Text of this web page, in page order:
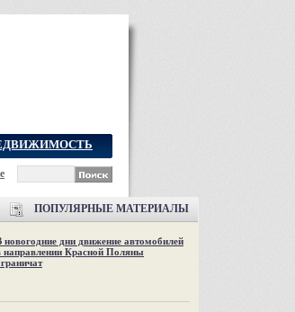
ПОПУЛЯРНЫЕ МАТЕРИАЛЫ
новогодние дни движение автомобилей
направлении Красной Поляны